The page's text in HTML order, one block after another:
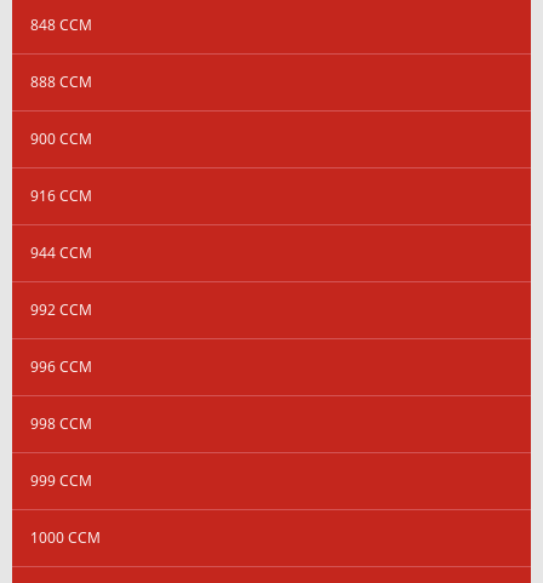
848 CCM
888 CCM
900 CCM
916 CCM
944 CCM
992 CCM
996 CCM
998 CCM
999 CCM
1000 CCM